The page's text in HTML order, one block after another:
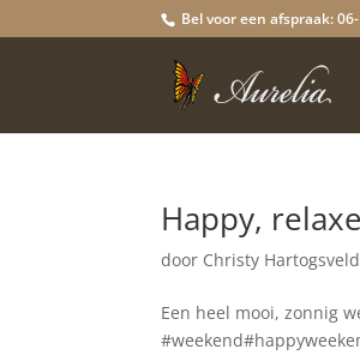
Bel voor een afspraak:
Happy,
door Christy Hartogsveld
Een heel mooi, zonnig